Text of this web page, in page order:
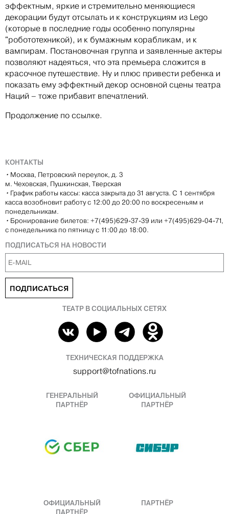
эффектным, яркие и стремительно меняющиеся
декорации будут отсылать и к конструкциям из Lego
(которые в последние годы особенно популярны
"робототехникой), и к бумажным корабликам, и к
вампирам. Постановочная группа и заявленные актеры
позволяют надеяться, что эта премьера сложится в
красочное путешествие. Ну и плюс привести ребенка и
показать ему эффектный декор основной сцены театра
Наций – тоже прибавит впечатлений.
Продолжение по ссылке.
КОНТАКТЫ
• Москва, Петровский переулок, д. 3
м. Чеховская, Пушкинская, Тверская
• График работы кассы: касса закрыта до 31 августа. С 1 сентября
касса возобновит работу с 12:00 до 20:00 по воскресеньям и
понедельникам.
• Бронирование билетов: +7(495)629-37-39 или +7(495)629-04-71,
с понедельника по пятницу с 11:00 до 18:00.
ПОДПИСАТЬСЯ НА НОВОСТИ
ПОДПИСАТЬСЯ
ТЕАТР В СОЦИАЛЬНЫХ СЕТЯХ
ТЕХНИЧЕСКАЯ ПОДДЕРЖКА
support@tofnations.ru
ГЕНЕРАЛЬНЫЙ
ПАРТНЁР
ОФИЦИАЛЬНЫЙ
ПАРТНЁР
ОФИЦИАЛЬНЫЙ
ПАРТНЁР